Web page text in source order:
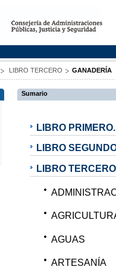
LIBRO TERCERO GANADERÍA
Sumario
LIBRO
LIBRO
LIBRO
AGUAS
ARTESANÍA